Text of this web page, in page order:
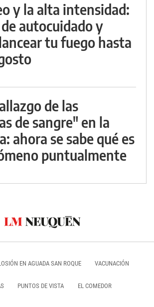
y la alta intensidad:
autocuidado y
tu fuego hasta
de las
de sangre" en la
ahora se sabe qué es
puntualmente
EN AGUADA SAN ROQUE VACUNACIÓN
PUNTOS DE VISTA EL COMEDOR